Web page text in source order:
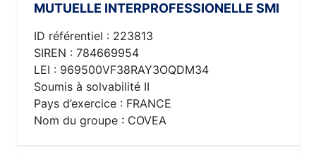
MUTUELLE INTERPROFESSIONELLE SMI
ID référentiel : 223813
SIREN : 784669954
LEI : 969500VF38RAY3OQDM34
Soumis à solvabilité II
Pays d’exercice : FRANCE
Nom du groupe : COVEA